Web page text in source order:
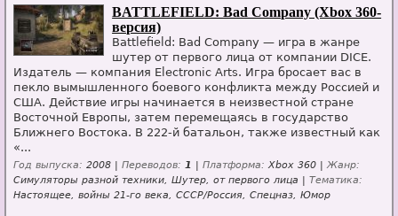
BATTLEFIELD: Bad Company (Xbox 360-
версия)
Battlefield: Bad Company — игра в жанре
шутер от первого лица от компании DICE.
Издатель — компания Electronic Arts. Игра бросает вас в
пекло вымышленного боевого конфликта между Россией и
США. Действие игры начинается в неизвестной стране
Восточной Европы, затем перемещаясь в государство
Ближнего Востока. В 222-й батальон, также известный как
«...
Год выпуска: 2008 | Переводов: 1 Платформа: Xbox 360 |Жанр:
Симуляторы разной техники, Шутер, от первого лица | Тематика:
Настоящее, войны 21-го века, СССР/Россия, Спецназ, Юмор